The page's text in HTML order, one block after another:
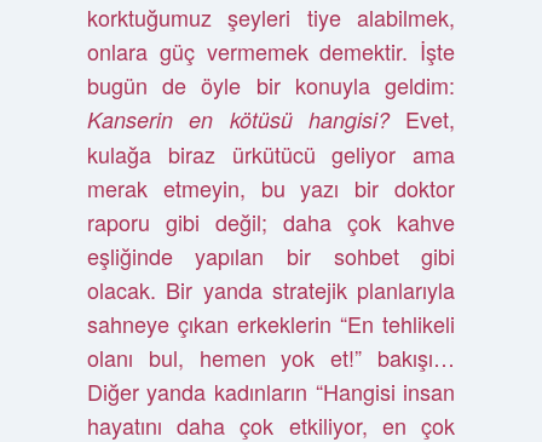
korktuğumuz şeyleri tiye alabilmek,
onlara güç vermemek demektir. İşte
bugün de öyle bir konuyla geldim:
Kanserin en kötüsü hangisi?Evet,
kulağa biraz ürkütücü geliyor ama
merak etmeyin, bu yazı bir doktor
raporu gibi değil; daha çok kahve
eşliğinde yapılan bir sohbet gibi
olacak. Bir yanda stratejik planlarıyla
sahneye çıkan erkeklerin “En tehlikeli
olanı bul, hemen yok et!” bakışı…
Diğer yanda kadınların “Hangisi insan
hayatını daha çok etkiliyor, en çok